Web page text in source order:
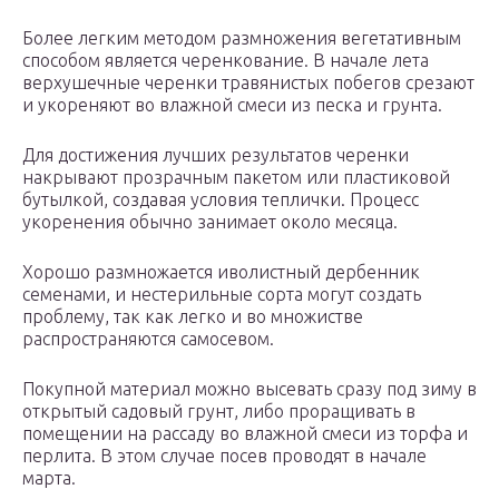
Более легким методом размножения вегетативным
способом является черенкование. В начале лета
верхушечные черенки травянистых побегов срезают
и укореняют во влажной смеси из песка и грунта.
Для достижения лучших результатов черенки
накрывают прозрачным пакетом или пластиковой
бутылкой, создавая условия теплички. Процесс
укоренения обычно занимает около месяца.
Хорошо размножается иволистный дербенник
семенами, и нестерильные сорта могут создать
проблему, так как легко и во множистве
распространяются самосевом.
Покупной материал можно высевать сразу под зиму в
открытый садовый грунт, либо проращивать в
помещении на рассаду во влажной смеси из торфа и
перлита. В этом случае посев проводят в начале
марта.